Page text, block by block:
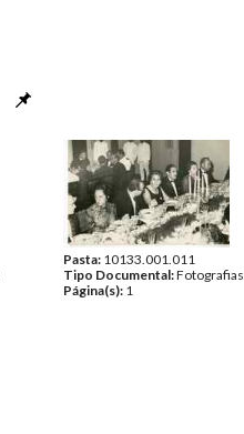
Pasta: 10133.001.011
Tipo Documental:Fotografias
Página(s): 1